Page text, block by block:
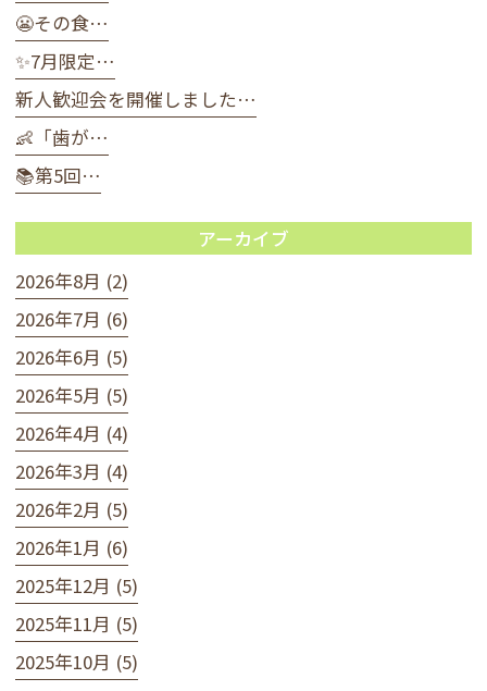
😬その食…
✨7月限定…
新人歓迎会を開催しました…
👶「歯が…
📚第5回…
アーカイブ
2026年8月 (2)
2026年7月 (6)
2026年6月 (5)
2026年5月 (5)
2026年4月 (4)
2026年3月 (4)
2026年2月 (5)
2026年1月 (6)
2025年12月 (5)
2025年11月 (5)
2025年10月 (5)